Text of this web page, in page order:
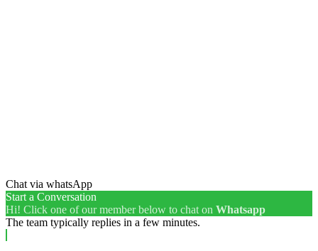
Chat via whatsApp
Start a Conversation
Hi! Click one of our member below to chat on Whatsapp
The team typically replies in a few minutes.